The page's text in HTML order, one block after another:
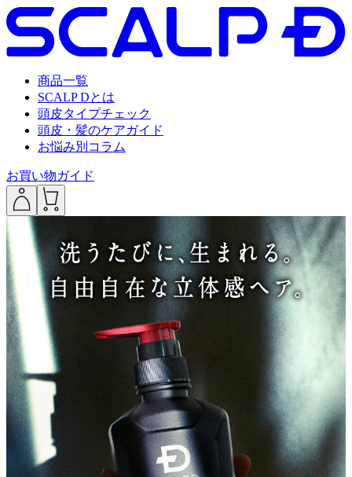
商品一覧
SCALP Dとは
頭皮タイプチェック
頭皮・髪のケアガイド
お悩み別コラム
お買い物ガイド